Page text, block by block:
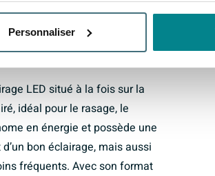
Personnaliser
immédiatement au travail
LED situé à la fois sur la
idéal pour le rasage, le
en énergie et possède une
bon éclairage, mais aussi
fréquents. Avec son format